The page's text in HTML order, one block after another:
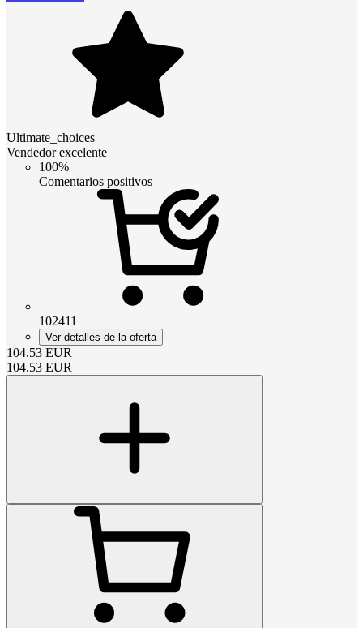
Ultimate_choices
Vendedor excelente
100%
Comentarios positivos
102411
Ver detalles de la oferta
104.53 EUR
104.53 EUR